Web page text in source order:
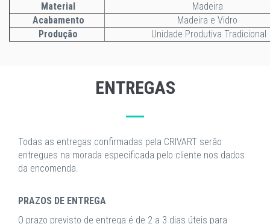
Material
Madeira
Acabamento
Madeira e Vidro
Produção
Unidade Produtiva Tradicional
ENTREGAS
Todas as entregas confirmadas pela CRIVART serão
entregues na morada especificada pelo cliente nos dados
da encomenda.
PRAZOS DE ENTREGA
O prazo previsto de entrega é de 2 a 3 dias úteis para